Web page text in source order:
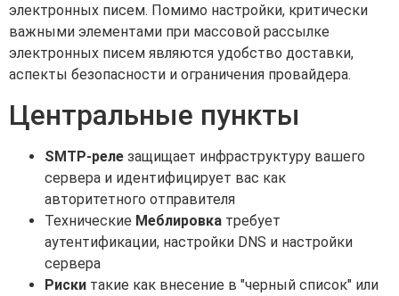
электронных писем. Помимо настройки, критически
важными элементами при массовой рассылке
электронных писем являются удобство доставки,
аспекты безопасности и ограничения провайдера.
Центральные пункты
SMTP-реле защищает инфраструктуру вашего
сервера и идентифицирует вас как
авторитетного отправителя
Технические Меблировка требует
аутентификации, настройки DNS и настройки
сервера
Риски такие как внесение в "черный список" или